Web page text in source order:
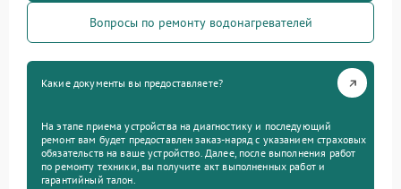
Вопросы по ремонту водонагревателей
Какие документы вы предоставляете?
На этапе приема устройства на диагностику и последующий
ремонт вам будет предоставлен заказ-наряд с указанием страховых
обязательств на ваше устройство. Далее, после выполнения работ
по ремонту техники, вы получите акт выполненных работ и
гарантийный талон.